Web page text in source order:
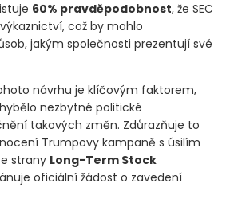
60% pravděpodobnost, že SEC
což by mohlo
jakým společnosti prezentují své
návrhu je klíčovým faktorem,
nezbytné politické
takových změn. Zdůrazňuje to
Trumpovy kampaně s úsilím
strany Long-Term Stock
oficiální žádost o zavedení